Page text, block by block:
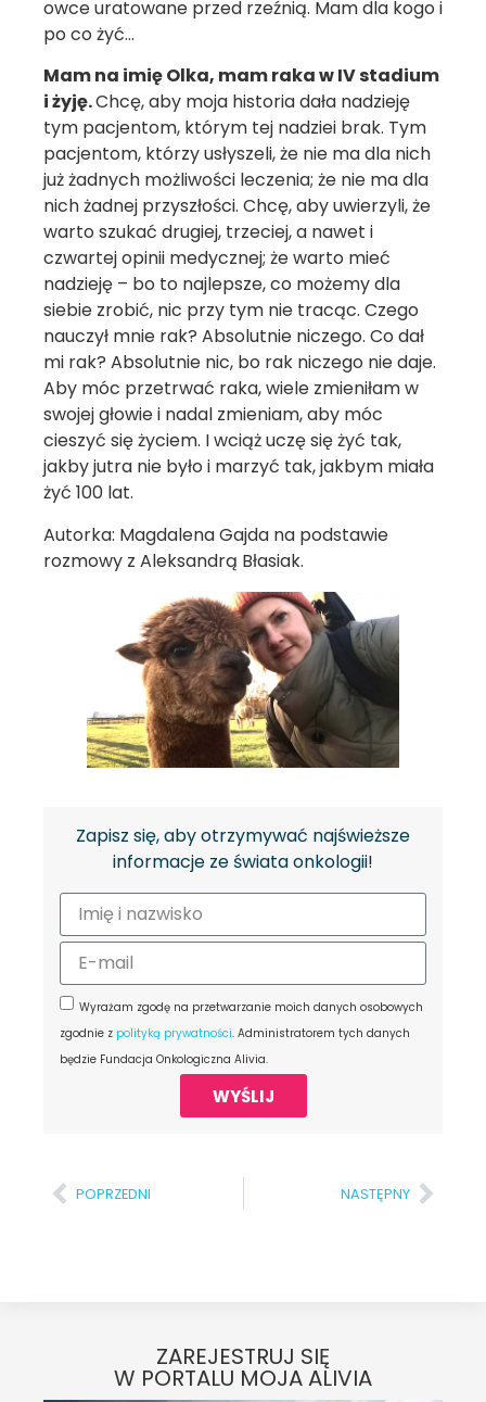
owce uratowane przed rzeźnią. Mam dla kogo i
po co żyć…
Mam na imię Olka, mam raka w IV stadium
i żyję.Chcę, aby moja historia dała nadzieję
tym pacjentom, którym tej nadziei brak. Tym
pacjentom, którzy usłyszeli, że nie ma dla nich
już żadnych możliwości leczenia; że nie ma dla
nich żadnej przyszłości. Chcę, aby uwierzyli, że
warto szukać drugiej, trzeciej, a nawet i
czwartej opinii medycznej; że warto mieć
nadzieję – bo to najlepsze, co możemy dla
siebie zrobić, nic przy tym nie tracąc. Czego
nauczył mnie rak? Absolutnie niczego. Co dał
mi rak? Absolutnie nic, bo rak niczego nie daje.
Aby móc przetrwać raka, wiele zmieniłam w
swojej głowie i nadal zmieniam, aby móc
cieszyć się życiem. I wciąż uczę się żyć tak,
jakby jutra nie było i marzyć tak, jakbym miała
żyć 100 lat.
Autorka: Magdalena Gajda na podstawie
rozmowy z Aleksandrą Błasiak.
Zapisz się, aby otrzymywać najświeższe
informacje ze świata onkologii!
Wyrażam zgodę na przetwarzanie moich danych osobowych
zgodnie z polityką prywatności. Administratorem tych danych
będzie Fundacja Onkologiczna Alivia.
WYŚLIJ
POPRZEDNI NASTĘPNY
ZAREJESTRUJ SIĘ
W PORTALU MOJA ALIVIA